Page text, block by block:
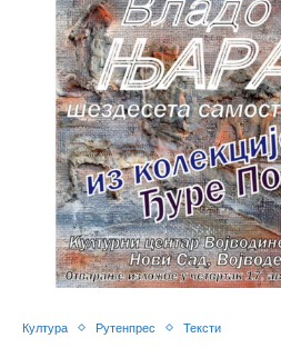
Култура Рутенпрес Тексти